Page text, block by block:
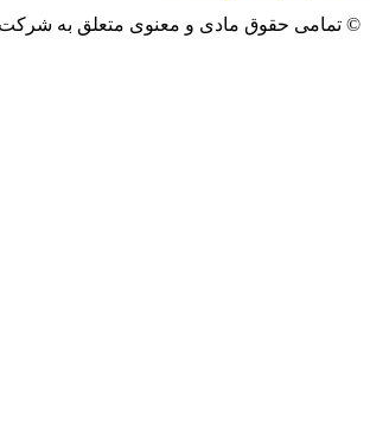
مادی و معنوی متعلق به شرکت ایده می